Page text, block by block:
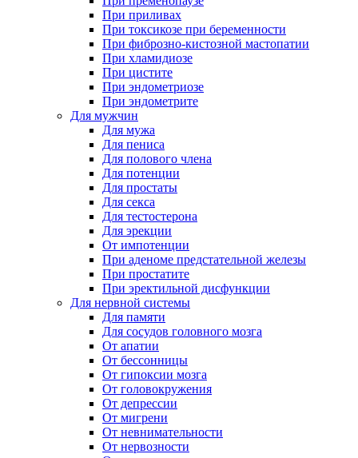
При приливах
При токсикозе при беременности
При фиброзно-кистозной мастопатии
При хламидиозе
При цистите
При эндометриозе
При эндометрите
Для мужчин
Для мужа
Для пениса
Для полового члена
Для потенции
Для простаты
Для секса
Для тестостерона
Для эрекции
От импотенции
При аденоме предстательной железы
При простатите
При эректильной дисфункции
Для нервной системы
Для памяти
Для сосудов головного мозга
От апатии
От бессонницы
От гипоксии мозга
От головокружения
От депрессии
От мигрени
От невнимательности
От нервозности